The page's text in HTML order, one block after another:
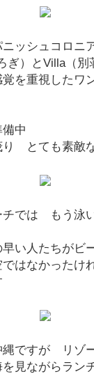
ッシュコロニ
ぎ）とVilla（
を重視したワ
中
り とても素敵
チでは もう泳
い人たちがビ
はなかったけ
縄ですが リゾ
見ながらラン